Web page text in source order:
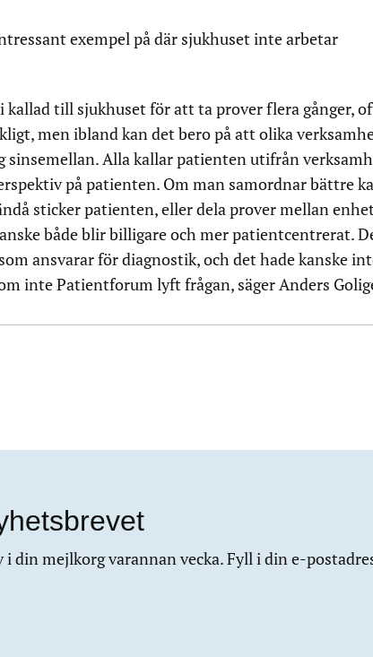
exempel på där sjukhuset inte arbetar
till sjukhuset för att ta prover flera gånger,
men ibland kan det bero på att olika
sinsemellan. Alla kallar patienten utifrån
på patienten. Om man samordnar bättre
sticker patienten, eller dela prover mellan
både blir billigare och mer patientcentrerat.
ansvarar för diagnostik, och det hade kanske
inte Patientforum lyft frågan, säger Anders
i din mejlkorg varannan vecka. Fyll i din e-